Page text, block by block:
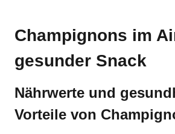
Champignons im
gesunder Snack
Nährwerte und
Vorteile von